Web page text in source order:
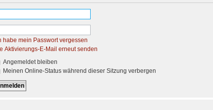
habe mein Passwort vergessen
Aktivierungs-E-Mail erneut senden
Angemeldet bleiben
Meinen Online-Status während dieser Sitzung verbergen